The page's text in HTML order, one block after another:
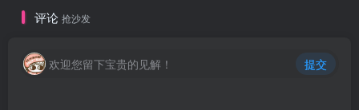
评论 抢沙发
欢迎您留下宝贵的见解！ 提交